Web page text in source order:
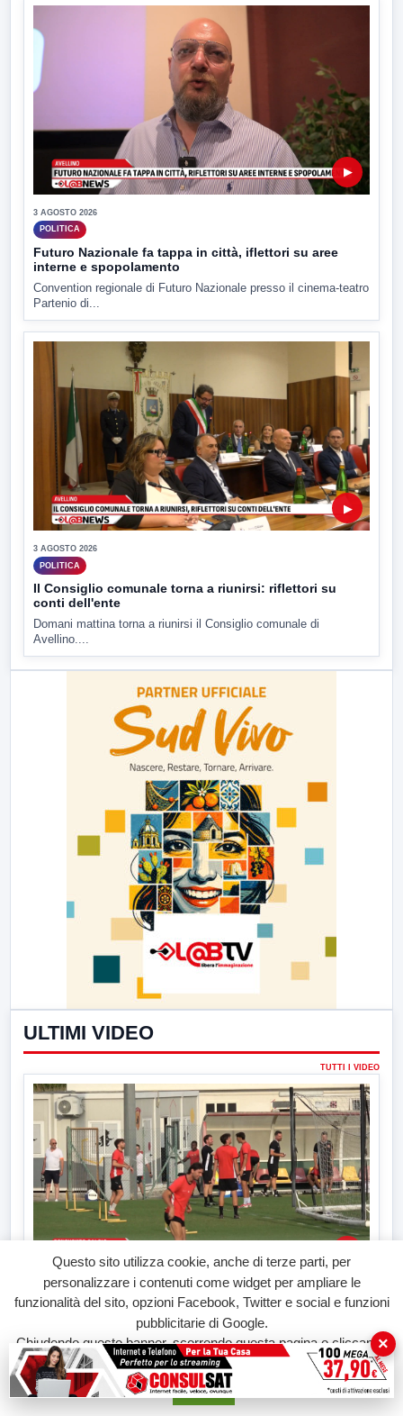
▶
3 AGOSTO 2026
POLITICA
Futuro Nazionale fa tappa in città, iflettori su aree
interne e spopolamento
Convention regionale di Futuro Nazionale presso il cinema-teatro
Partenio di...
▶
3 AGOSTO 2026
POLITICA
Il Consiglio comunale torna a riunirsi: riflettori su
conti dell'ente
Domani mattina torna a riunirsi il Consiglio comunale di
Avellino....
ULTIMI VIDEO
TUTTI I VIDEO
7 AGOSTO 2026
SPORT BENEVENTO
Benevento Calcio: Le scelte di Floro Flores per il
debutto di Coppa Italia
Il Benevento è pronto al debutto di Coppa Italia. Scelte...
Questo sito utilizza cookie, anche di terze parti, per
personalizzare i contenuti come widget per ampliare le
funzionalità del sito, opzioni Facebook, Twitter e social e funzioni
pubblicitarie di Google.
Chiudendo questo banner, scorrendo questa pagina o cliccando
su qualunque suo elemento acconsenti all'uso dei cookie.
Accetta
×